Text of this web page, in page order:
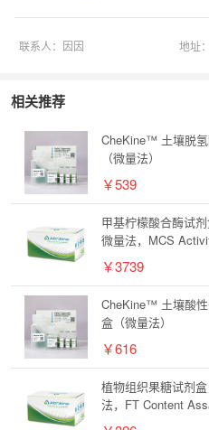
联系人： 因因 地址：
相关推荐
CheKine™ 土壤脱
（微量法）
￥539
甲基柠檬酸合酶试
微量法，MCS
￥3739
CheKine™ 土壤酸
盒（微量法）
￥616
植物组织果糖试剂
法，FT Content